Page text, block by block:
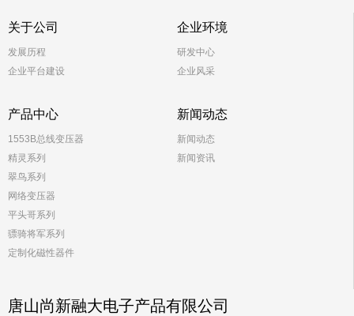
关于公司
发展历程
企业平台建设
企业环境
研发中心
企业风采
产品中心
1553B总线变压器
精灵系列
翠鸟系列
网络变压器
平头哥系列
骠骑将军系列
定制化磁性器件
新闻动态
新闻动态
新闻资讯
唐山尚新融大电子产品有限公司